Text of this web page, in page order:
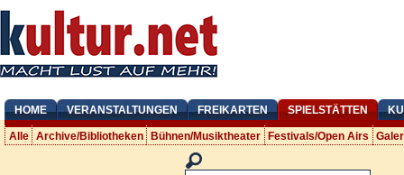
HOME VERANSTALTUNGEN FREIKARTEN SPIELSTÄTTEN
Alle Archive/Bibliotheken Bühnen/Musiktheater Festivals/Open Airs